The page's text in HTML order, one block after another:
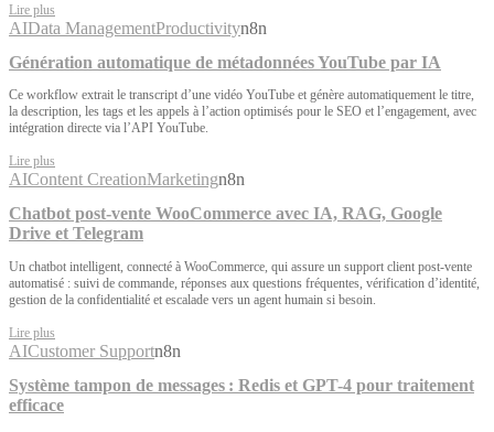
Lire plus
AIData ManagementProductivityn8n
Génération automatique de métadonnées YouTube par IA
Ce workflow extrait le transcript d’une vidéo YouTube et génère automatiquement le titre,
la description, les tags et les appels à l’action optimisés pour le SEO et l’engagement, avec
intégration directe via l’API YouTube.
Lire plus
AIContent CreationMarketingn8n
Chatbot post-vente WooCommerce avec IA, RAG, Google
Drive et Telegram
Un chatbot intelligent, connecté à WooCommerce, qui assure un support client post-vente
automatisé : suivi de commande, réponses aux questions fréquentes, vérification d’identité,
gestion de la confidentialité et escalade vers un agent humain si besoin.
Lire plus
AICustomer Supportn8n
Système tampon de messages : Redis et GPT-4 pour traitement
efficace